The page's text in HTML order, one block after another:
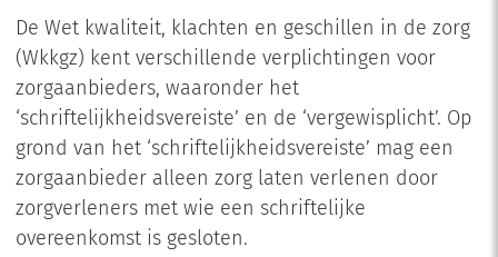
De Wet kwaliteit, klachten en geschillen in de zorg
(Wkkgz) kent verschillende verplichtingen voor
zorgaanbieders, waaronder het
‘schriftelijkheidsvereiste’ en de ‘vergewisplicht’. Op
grond van het ‘schriftelijkheidsvereiste’ mag een
zorgaanbieder alleen zorg laten verlenen door
zorgverleners met wie een schriftelijke
overeenkomst is gesloten.